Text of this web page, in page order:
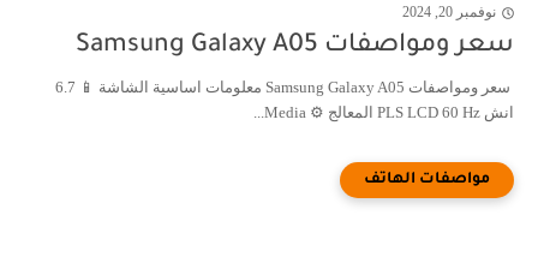
نوفمبر 20, 2024
سعر ومواصفات Samsung Galaxy A05
سعر ومواصفات Samsung Galaxy A05 معلومات اساسية الشاشة 📱 6.7
انش PLS LCD 60 Hz المعالج ⚙️ Media...